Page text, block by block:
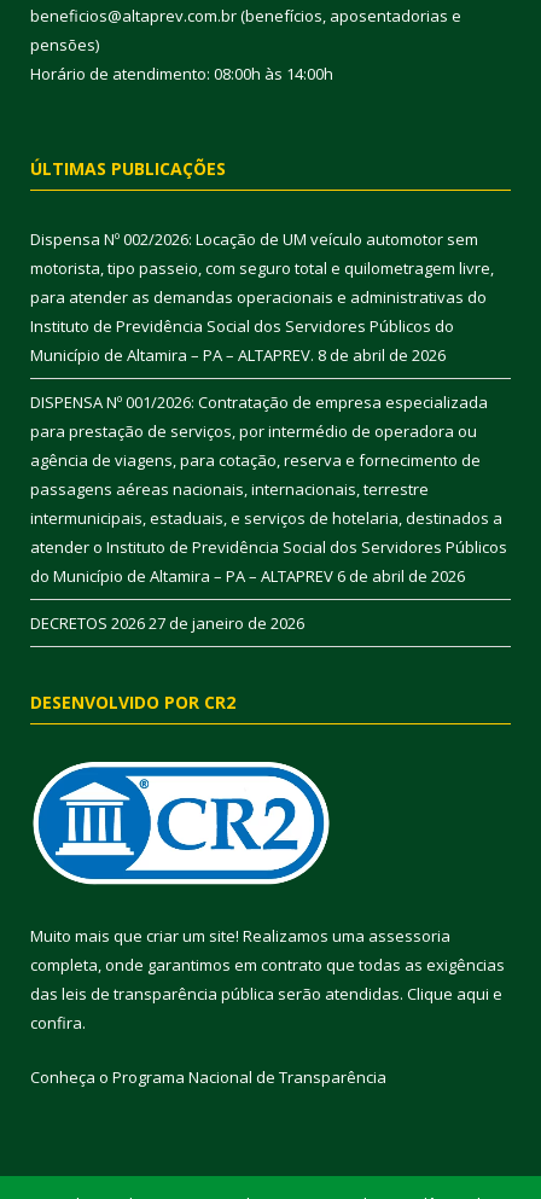
beneficios@altaprev.com.br (benefícios, aposentadorias e
pensões)
Horário de atendimento: 08:00h às 14:00h
ÚLTIMAS PUBLICAÇÕES
Dispensa Nº 002/2026: Locação de UM veículo automotor sem
motorista, tipo passeio, com seguro total e quilometragem livre,
para atender as demandas operacionais e administrativas do
Instituto de Previdência Social dos Servidores Públicos do
Município de Altamira – PA – ALTAPREV. 8 de abril de 2026
DISPENSA Nº 001/2026: Contratação de empresa especializada
para prestação de serviços, por intermédio de operadora ou
agência de viagens, para cotação, reserva e fornecimento de
passagens aéreas nacionais, internacionais, terrestre
intermunicipais, estaduais, e serviços de hotelaria, destinados a
atender o Instituto de Previdência Social dos Servidores Públicos
do Município de Altamira – PA – ALTAPREV6 de abril de 2026
DECRETOS 202627 de janeiro de 2026
DESENVOLVIDO POR CR2
Muito mais que criar um site! Realizamos uma assessoria
completa, onde garantimos em contrato que todas as exigências
das leis de transparência pública serão atendidas. Clique aqui e
confira.
Conheça o Programa Nacional de Transparência